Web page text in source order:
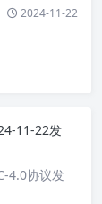
2024-11-22
11-22发
4.0协议发